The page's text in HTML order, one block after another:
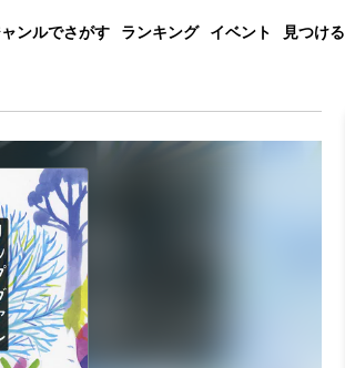
ンルでさがす ランキング イベント 見つける